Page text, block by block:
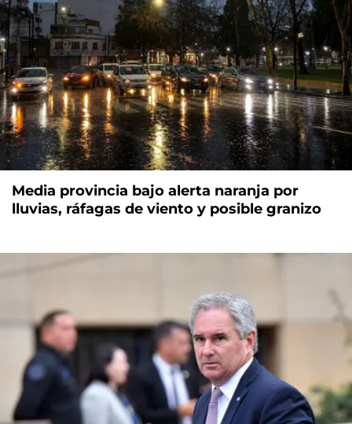
Media provincia bajo alerta naranja por
lluvias, ráfagas de viento y posible granizo